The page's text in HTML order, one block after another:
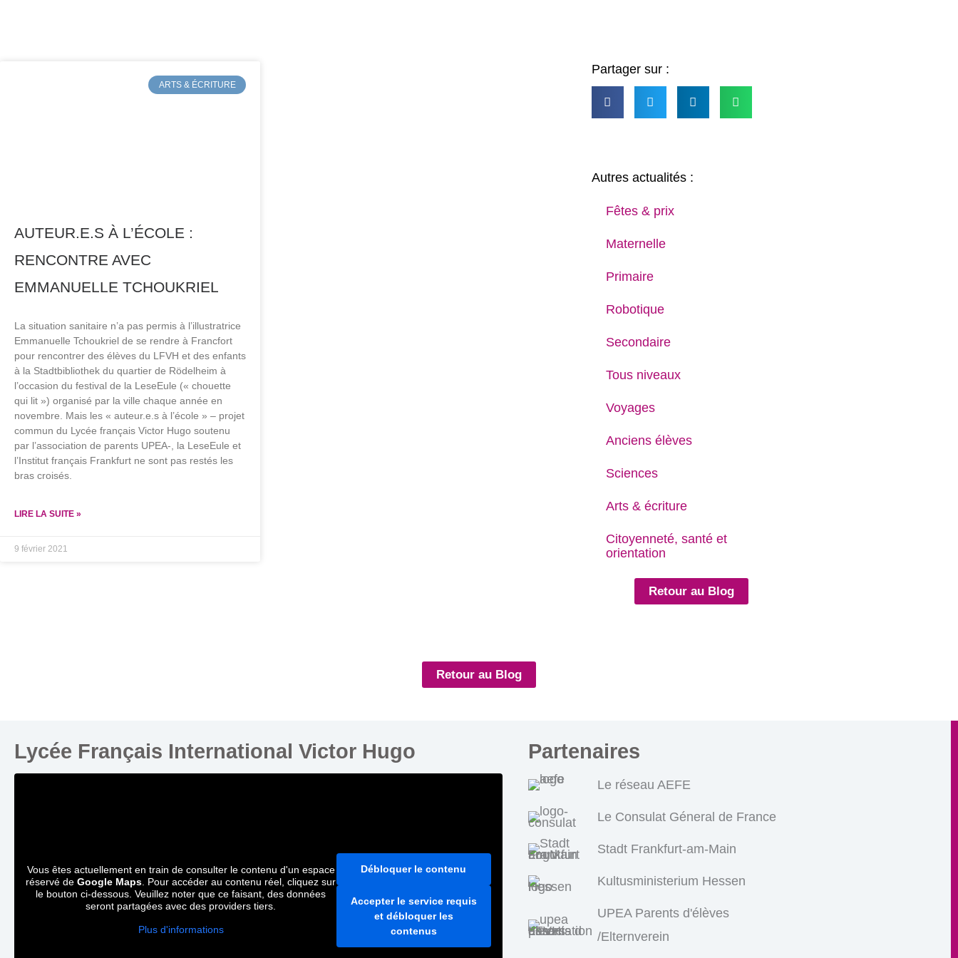
ARTS & ÉCRITURE
AUTEUR.E.S À L’ÉCOLE :
RENCONTRE AVEC
EMMANUELLE TCHOUKRIEL
La situation sanitaire n’a pas permis à l’illustratrice
Emmanuelle Tchoukriel de se rendre à Francfort
pour rencontrer des élèves du LFVH et des enfants
à la Stadtbibliothek du quartier de Rödelheim à
l’occasion du festival de la LeseEule (« chouette
qui lit ») organisé par la ville chaque année en
novembre. Mais les « auteur.e.s à l’école » – projet
commun du Lycée français Victor Hugo soutenu
par l’association de parents UPEA-, la LeseEule et
l’Institut français Frankfurt ne sont pas restés les
bras croisés.
LIRE LA SUITE »
9 février 2021
Partager sur :
Autres actualités :
Fêtes & prix
Maternelle
Primaire
Robotique
Secondaire
Tous niveaux
Voyages
Anciens élèves
Sciences
Arts & écriture
Citoyenneté, santé et
orientation
Retour au Blog
Retour au Blog
Lycée Français International Victor Hugo
Vous êtes actuellement en train de consulter le contenu d'un espace
réservé deGoogle Maps. Pour accéder au contenu réel, cliquez sur
le bouton ci-dessous. Veuillez noter que ce faisant, des données
seront partagées avec des providers tiers.
Plus d'informations
Débloquer le contenu
Accepter le service requis
et débloquer les
contenus
Partenaires
Le réseau AEFE
Le Consulat Géneral de France
Stadt Frankfurt-am-Main
Kultusministerium Hessen
UPEA Parents d'élèves
/Elternverein